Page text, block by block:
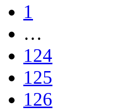
1
…
124
125
126